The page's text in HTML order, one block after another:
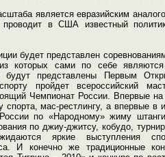
является евразийским
в США известный
будет представлен
которых сами по себе
представлены Первым
пройдет всероссийский
Чемпионат России. Впервые на
спорта, мас-рестлингу, а впервые
по «Народному» жиму
по джиу-джитсу, кобудо,
яркие выступления
И конечно же традиционные